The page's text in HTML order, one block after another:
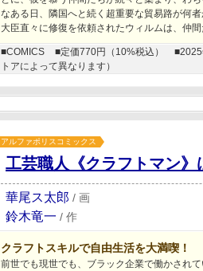
なある日、隣国へと続く超重要な貿易路が何
大臣直々に修復を依頼されたウィルムは、仲
■COMICS ■定価770円（10%税込）
トアによって異なります）
アルファポリスコミックス
工芸職人《クラフトマン》
華尾ス太郎 / 画
鈴木竜一 / 作
クラフトスキルで自由生活を大満喫！
前世でも現世でも、ブラック企業で働かされ